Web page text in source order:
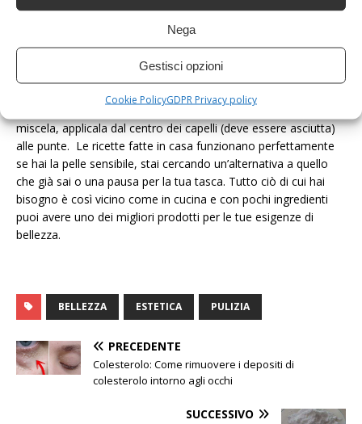
Nega
Gestisci opzioni
Cookie PolicyGDPR Privacy policy
molto volume ma soprattutto con un sacco di lucentezza,
ecco perché ti diciamo come creare una maschera fatta in
casa in modo da applicarla ai tuoi capelli e brillare come una
Mescolare la banana molto bene con una forchetta e
aggiungere il succo di limone e l’olio. Una volta ottenuta la
miscela, applicala dal centro dei capelli (deve essere asciutta)
alle punte. Le ricette fatte in casa funzionano perfettamente
se hai la pelle sensibile, stai cercando un’alternativa a quello
che già sai o una pausa per la tua tasca. Tutto ciò di cui hai
bisogno è così vicino come in cucina e con pochi ingredienti
puoi avere uno dei migliori prodotti per le tue esigenze di
bellezza.
BELLEZZA ESTETICA PULIZIA
PRECEDENTE
Colesterolo: Come rimuovere i depositi di
colesterolo intorno agli occhi
SUCCESSIVO